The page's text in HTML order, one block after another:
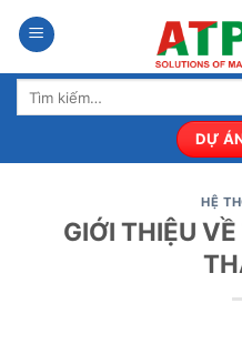
qua
nội
dung
Tìm
DỰ
HỆ
GIỚI THIỆU